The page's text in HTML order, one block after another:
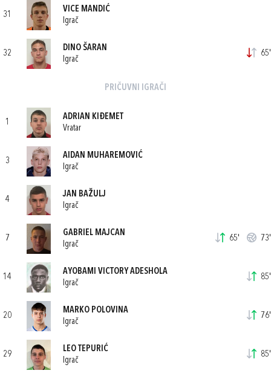
31
VICE MANDIĆ
Igrač
32
DINO ŠARAN
Igrač
65'
PRIČUVNI IGRAČI
1
ADRIAN KIĐEMET
Vratar
3
AIDAN MUHAREMOVIĆ
Igrač
4
JAN BAŽULJ
Igrač
7
GABRIEL MAJCAN
Igrač
65' 73'
14
AYOBAMI VICTORY ADESHOLA
Igrač
85'
20
MARKO POLOVINA
Igrač
76'
29
LEO TEPURIĆ
Igrač
85'